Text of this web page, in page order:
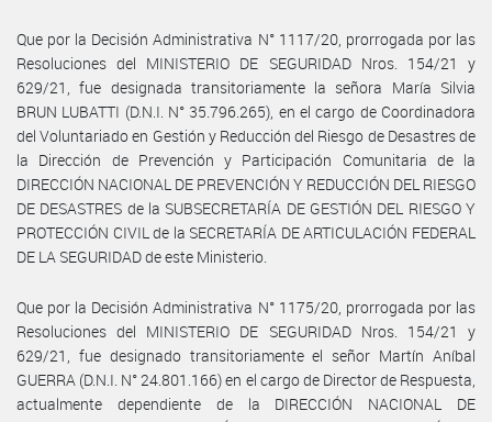
Que por la Decisión Administrativa N° 1117/20, prorrogada por las
Resoluciones del MINISTERIO DE SEGURIDAD Nros. 154/21 y
629/21, fue designada transitoriamente la señora María Silvia
BRUN LUBATTI (D.N.I. N° 35.796.265), en el cargo de Coordinadora
del Voluntariado en Gestión y Reducción del Riesgo de Desastres de
la Dirección de Prevención y Participación Comunitaria de la
DIRECCIÓN NACIONAL DE PREVENCIÓN Y REDUCCIÓN DEL RIESGO
DE DESASTRES de la SUBSECRETARÍA DE GESTIÓN DEL RIESGO Y
PROTECCIÓN CIVIL de la SECRETARÍA DE ARTICULACIÓN FEDERAL
DE LA SEGURIDAD de este Ministerio.
Que por la Decisión Administrativa N° 1175/20, prorrogada por las
Resoluciones del MINISTERIO DE SEGURIDAD Nros. 154/21 y
629/21, fue designado transitoriamente el señor Martín Aníbal
GUERRA (D.N.I. N° 24.801.166) en el cargo de Director de Respuesta,
actualmente dependiente de la DIRECCIÓN NACIONAL DE